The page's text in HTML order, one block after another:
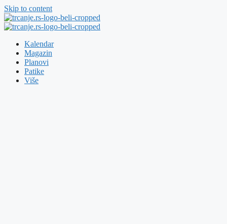
Skip to content
Kalendar
Magazin
Planovi
Patike
Više